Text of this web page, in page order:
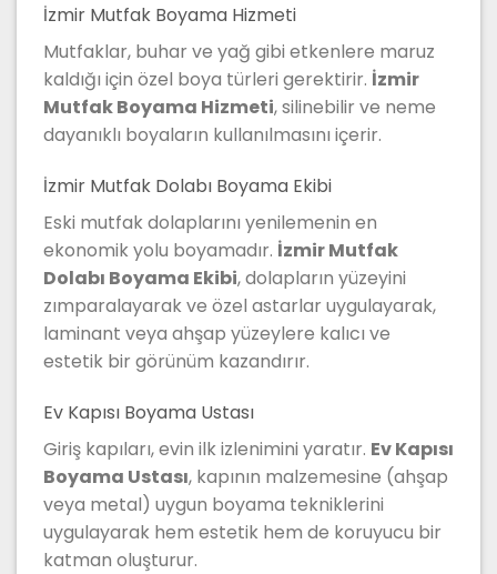
İzmir Mutfak Boyama Hizmeti
Mutfaklar, buhar ve yağ gibi etkenlere maruz
kaldığı için özel boya türleri gerektirir. İzmir
Mutfak Boyama Hizmeti, silinebilir ve neme
dayanıklı boyaların kullanılmasını içerir.
İzmir Mutfak Dolabı Boyama Ekibi
Eski mutfak dolaplarını yenilemenin en
ekonomik yolu boyamadır. İzmir Mutfak
Dolabı Boyama Ekibi, dolapların yüzeyini
zımparalayarak ve özel astarlar uygulayarak,
laminant veya ahşap yüzeylere kalıcı ve
estetik bir görünüm kazandırır.
Ev Kapısı Boyama Ustası
Giriş kapıları, evin ilk izlenimini yaratır. Ev Kapısı
Boyama Ustası, kapının malzemesine (ahşap
veya metal) uygun boyama tekniklerini
uygulayarak hem estetik hem de koruyucu bir
katman oluşturur.